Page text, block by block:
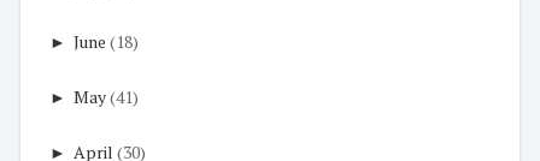
► June (18)
► May(41)
► April (30)